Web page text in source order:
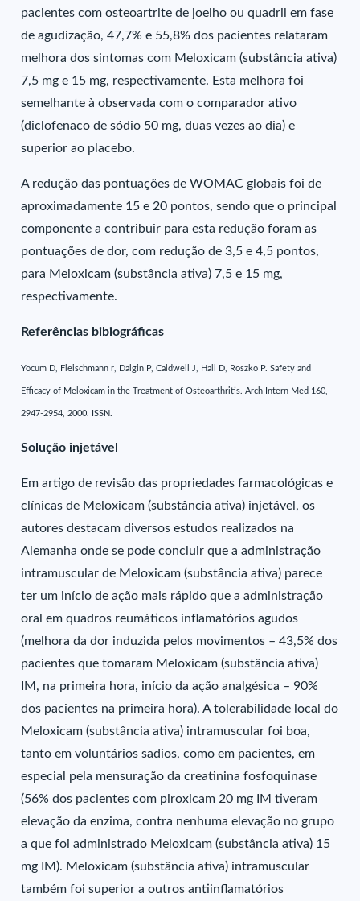
pacientes com osteoartrite de joelho ou quadril em fase
de agudização, 47,7% e 55,8% dos pacientes relataram
melhora dos sintomas com Meloxicam (substância ativa)
7,5 mg e 15 mg, respectivamente. Esta melhora foi
semelhante à observada com o comparador ativo
(diclofenaco de sódio 50 mg, duas vezes ao dia) e
superior ao placebo.
A redução das pontuações de WOMAC globais foi de
aproximadamente 15 e 20 pontos, sendo que o principal
componente a contribuir para esta redução foram as
pontuações de dor, com redução de 3,5 e 4,5 pontos,
para Meloxicam (substância ativa) 7,5 e 15 mg,
respectivamente.
Referências bibiográficas
Yocum D, Fleischmann r, Dalgin P, Caldwell J, Hall D, Roszko P. Safety and
Efficacy of Meloxicam in the Treatment of Osteoarthritis. Arch Intern Med 160,
2947-2954, 2000. ISSN.
Solução injetável
Em artigo de revisão das propriedades farmacológicas e
clínicas de Meloxicam (substância ativa) injetável, os
autores destacam diversos estudos realizados na
Alemanha onde se pode concluir que a administração
intramuscular de Meloxicam (substância ativa) parece
ter um início de ação mais rápido que a administração
oral em quadros reumáticos inflamatórios agudos
(melhora da dor induzida pelos movimentos – 43,5% dos
pacientes que tomaram Meloxicam (substância ativa)
IM, na primeira hora, início da ação analgésica – 90%
dos pacientes na primeira hora). A tolerabilidade local do
Meloxicam (substância ativa) intramuscular foi boa,
tanto em voluntários sadios, como em pacientes, em
especial pela mensuração da creatinina fosfoquinase
(56% dos pacientes com piroxicam 20 mg IM tiveram
elevação da enzima, contra nenhuma elevação no grupo
a que foi administrado Meloxicam (substância ativa) 15
mg IM). Meloxicam (substância ativa) intramuscular
também foi superior a outros antiinflamatórios